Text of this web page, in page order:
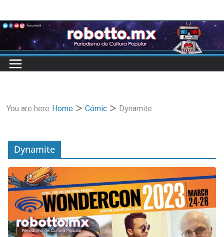
to
content
You are here: Home Cómic Dynamite
Dynamite